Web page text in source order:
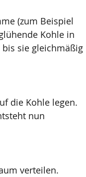
(zum Beispiel
Kohle in
sie gleichmäßig
die Kohle legen.
nun
verteilen.